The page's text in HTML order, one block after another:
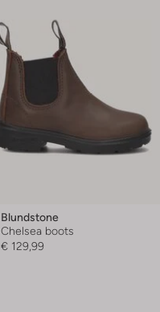
Blundstone
Chelsea boots
€ 129,99